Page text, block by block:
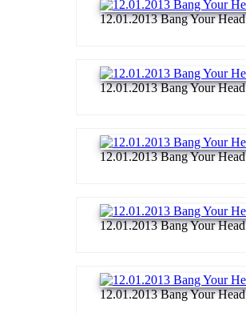
12.01.2013 Bang Your Head
12.01.2013 Bang Your Head
12.01.2013 Bang Your Head
12.01.2013 Bang Your Head
12.01.2013 Bang Your Head